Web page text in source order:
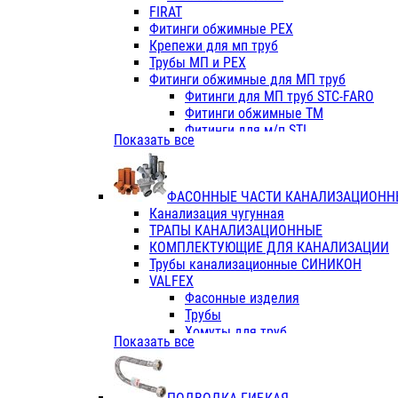
Фитинги ПП белые
Фитинги ПП белые
Фитинги ППс металл.белые
VALFEX
Трубы PE-RT
Трубы ПП водопровод белые
Трубы ПП водопровод серые
Трубы армированные
Трубы армированные
Фитинги с металл. серые
Фитинги ПП (серые)
Фитинги ПП белые
Краны
Фитинги ПП (белые)
Фитинги ПП с металлом белые
ПК КОНТУР
Краны полипропиленовые
Трубы полипропиленивые
FIRAT
Фитинги обжимные PEX
Крепежи для мп труб
Трубы МП и PEX
Фитинги обжимные для МП труб
Фитинги для МП труб STC-FARO
Фитинги обжимные ТМ
Фитинги для м/п STI
Фитинги для МП труб TITAN
TK
VALFEX
Показать все
ФАСОННЫЕ ЧАСТИ
Канализация чугунная
ТРАПЫ КАНАЛИЗАЦИОННЫЕ
КОМПЛЕКТУЮЩИЕ ДЛЯ КАНАЛИЗАЦИИ
Трубы канализационные СИНИКОН
VALFEX
Фасонные изделия
Трубы
Хомуты для труб
ПВХ (стройполимер)
Показать все